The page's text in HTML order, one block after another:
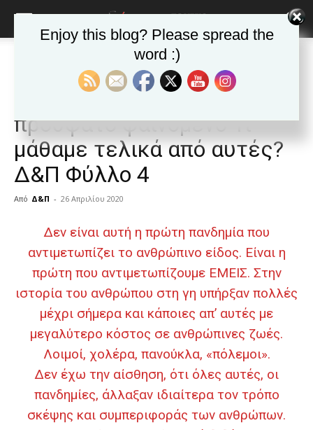
Άρθρα
Άρθρα
ΠΑΝΔΗΜΙΕΣ: Ένα όχι τόσο
πρόσφατο φαινόμενο Τι
μάθαμε τελικά από αυτές?
Δ&Π Φύλλο 4
Από Δ&Π - 26 Απριλίου 2020
lesbians
very
show.desi
lyons
teaches
meaning
Δεν είναι αυτή η πρώτη πανδημία που
αντιμετωπίζει το ανθρώπινο είδος. Είναι η
πρώτη που αντιμετωπίζουμε ΕΜΕΙΣ. Στην
ιστορία του ανθρώπου στη γη υπήρξαν πολλές
μέχρι σήμερα και κάποιες απ’ αυτές με
μεγαλύτερο κόστος σε ανθρώπινες ζωές.
Λοιμοί, χολέρα, πανούκλα, «πόλεμοι».
Δεν έχω την αίσθηση, ότι όλες αυτές, οι
πανδημίες, άλλαξαν ιδιαίτερα τον τρόπο
σκέψης και συμπεριφοράς των ανθρώπων.
Enjoy this blog? Please spread the
word :)